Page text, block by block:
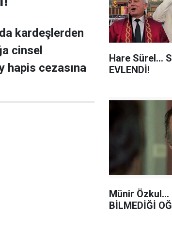
kardeşlerden
cinsel
hapis cezasına
Hare Sürel...
EVLENDİ!
Münir Özkul...
BİLMEDİĞİ